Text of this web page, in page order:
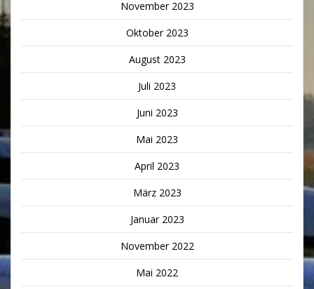
November 2023
Oktober 2023
August 2023
Juli 2023
Juni 2023
Mai 2023
April 2023
März 2023
Januar 2023
November 2022
Mai 2022